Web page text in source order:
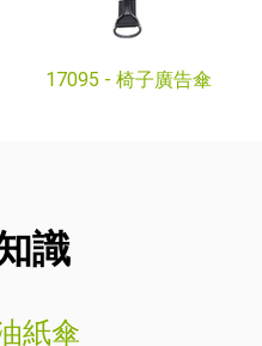
17095 - 椅子廣告傘
識
紙傘